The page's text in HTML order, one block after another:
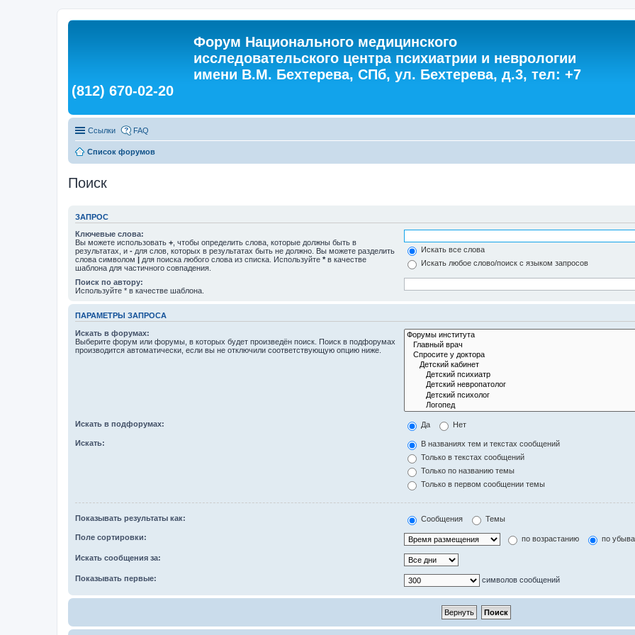
Форум Национального медицинского
исследовательского центра психиатрии и неврологии
имени В.М. Бехтерева, СПб, ул. Бехтерева, д.3, тел: +7
(812) 670-02-20
Ссылки FAQ
Список форумов
Поиск
ЗАПРОС
Ключевые слова:
Вы можете использовать + , чтобы определить слова, которые должны быть в
результатах, и - для слов, которых в результатах быть не должно. Вы можете разделить
слова символом | для поиска любого слова из списка. Используйте * в качестве
шаблона для частичного совпадения.
Искать все слова
Искать любое слово/поиск с языком запросов
Поиск по автору:
Используйте * в качестве шаблона.
ПАРАМЕТРЫ ЗАПРОСА
Искать в форумах:
Выберите форум или форумы, в которых будет произведён поиск. Поиск в подфорумах
производится автоматически, если вы не отключили соответствующую опцию ниже.
Искать в подфорумах: Да Нет
Искать:
В названиях тем и текстах сообщений
Только в текстах сообщений
Только по названию темы
Только в первом сообщении темы
Показывать результаты как: Сообщения Темы
Поле сортировки: по возрастанию по
Искать сообщения за:
Показывать первые: символов сообщений